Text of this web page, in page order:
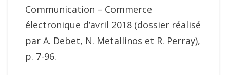
Communication – Commerce
électronique d’avril 2018 (dossier réalisé
par A. Debet, N. Metallinos et R. Perray),
p. 7-96.